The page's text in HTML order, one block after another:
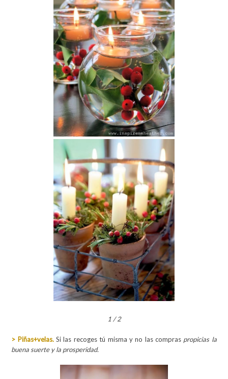
1 /2
> Piñas+velas.Si las recoges tú misma y no las compras propicias la
buena suerte y la prosperidad.